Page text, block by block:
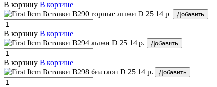
В корзину В корзине
Вставки B290 горные лыжи D 25 14 р. Добавить
В корзину В корзине
Вставки B294 лыжи D 25 14 р. Добавить
В корзину В корзине
Вставки B298 биатлон D 25 14 р. Добавить